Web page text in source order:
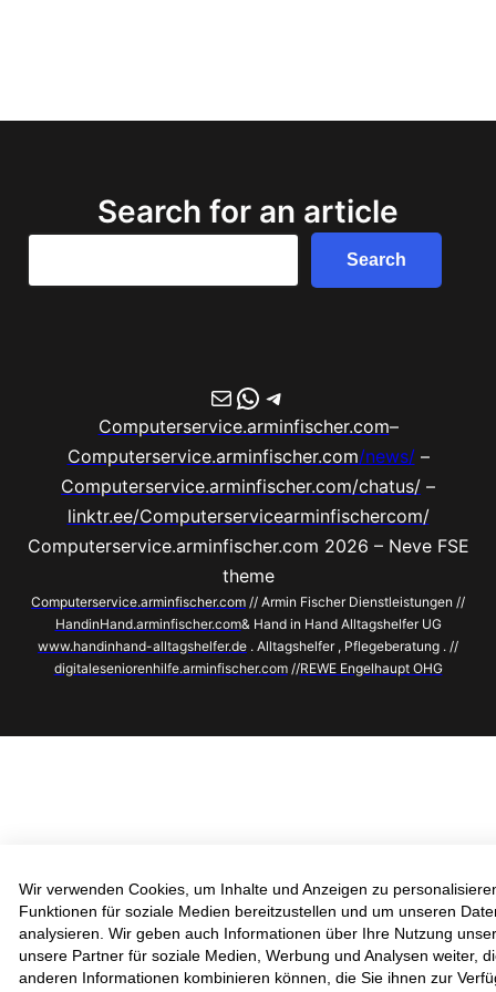
Search for an article
Search
E-MailWhatsApp
Telegram
Computerservice.arminfischer.com–
Computerservice.arminfischer.com/news/–
Computerservice.arminfischer.com/chatus/ –
linktr.ee/Computerservicearminfischercom/
Computerservice.arminfischer.com 2026 – Neve FSE
theme
Computerservice.arminfischer.com // Armin Fischer Dienstleistungen //
HandinHand.arminfischer.com& Hand in Hand Alltagshelfer UG
www.handinhand-alltagshelfer.de . Alltagshelfer , Pflegeberatung . //
digitaleseniorenhilfe.arminfischer.com//REWE Engelhaupt OHG
Wir verwenden Cookies, um Inhalte und Anzeigen zu
Funktionen für soziale Medien bereitzustellen und um unseren
analysieren. Wir geben auch Informationen über Ihre Nutzung
unsere Partner für soziale Medien, Werbung und Analysen weiter,
anderen Informationen kombinieren können, die Sie ihnen zur